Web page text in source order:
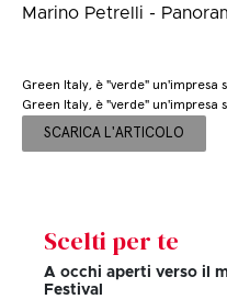
Marino Petrelli -
Green Italy, è "verde" un'impresa
Green Italy, è "verde" un'impresa
SCARICA L'ARTICOLO
Scelti per te
A occhi aperti verso il
Festival